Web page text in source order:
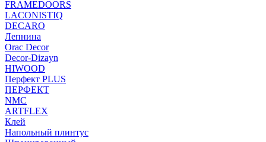
FRAMEDOORS
LACONISTIQ
DECARO
Лепнина
Orac Decor
Decor-Dizayn
HIWOOD
Перфект PLUS
ПЕРФЕКТ
NMC
ARTFLEX
Клей
Напольный плинтус